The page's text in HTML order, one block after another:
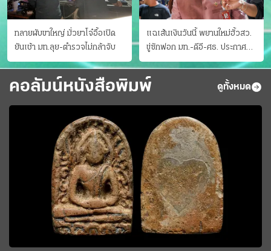
ทลายผับขาใหญ่ มั่วยาโจ๋อื้อเปิด
ยันเช้า มท.ลุย-ตำรวจไม่กล้าจับ
แฉเส้นเงินวันนี้ พยานใหม่ฮั้วสว.
ขู่ซักฟอก มท.-ดีอี-ศธ. ประกาศ
บัญชีท้องถิ่น
คอลัมน์หนังสือพิมพ์ ดูทั้งหมด